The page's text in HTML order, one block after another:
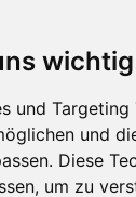
wichtig
und Targeting
und
Diese
um zu
Facebook
Twitter